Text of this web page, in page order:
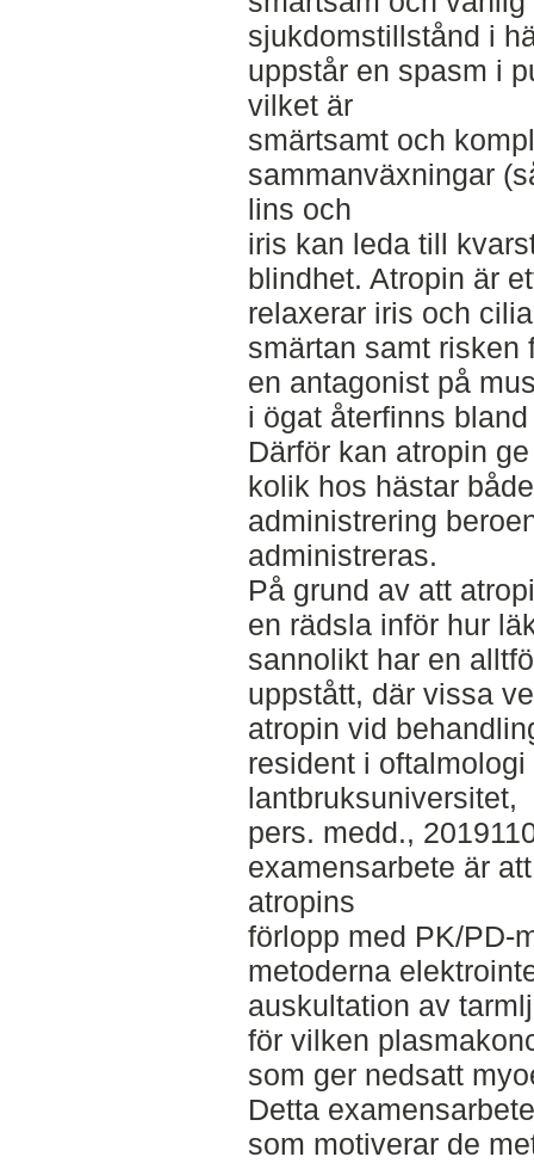
sjukdomstillstånd i
uppstår en spasm i
vilket är
smärtsamt och
sammanväxningar
lins och
iris kan leda till
blindhet. Atropin är
relaxerar iris och
smärtan samt risken
en antagonist på
i ögat återfinns
Därför kan atropin
kolik hos hästar
administrering
administreras.
På grund av att
en rädsla inför hur
sannolikt har en
uppstått, där vissa
atropin vid
resident i
lantbruksuniversitet,
pers. medd.,
examensarbete är
atropins
förlopp med PK/PD-
metoderna
auskultation av
för vilken
som ger nedsatt
Detta
som motiverar de